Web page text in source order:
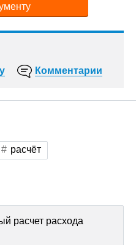
Комментарии
расчёт
расчет расхода